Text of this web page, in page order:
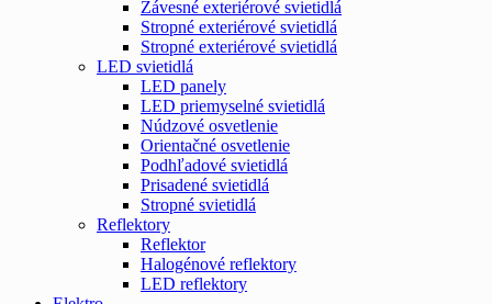
Závesné exteriérové svietidlá
Stropné exteriérové svietidlá
Stropné exteriérové svietidlá
LED svietidlá
LED panely
LED priemyselné svietidlá
Núdzové osvetlenie
Orientačné osvetlenie
Podhľadové svietidlá
Prisadené svietidlá
Stropné svietidlá
Reflektory
Reflektor
Halogénové reflektory
LED reflektory